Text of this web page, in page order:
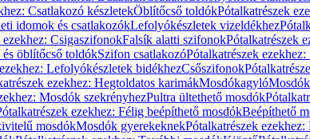
Csatlakozó készletekÖblítőcső toldókPótalkatrészek
idomok és csatlakozókLefolyókészletek vizeldékhez
ezekhez: CsigaszifonokFalsík alatti szifonokPótalkatrészek
öblítőcső toldókSzifon csatlakozóPótalkatrészek
Lefolyókészletek bidékhezCsőszifonok
ezekhez: Hegtoldatos karimákMosdókagylóMosdók
Mosdók szekrényhezPultra ültethető mosdók
ezekhez: Félig beépíthető mosdókBeépíthető
mosdókMosdók gyerekeknekPótalkatrészek